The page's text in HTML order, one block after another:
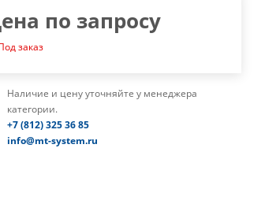
по запросу
заказ
Наличие и цену уточняйте у менеджера
категории.
+7 (812) 325 36 85
info@mt-system.ru